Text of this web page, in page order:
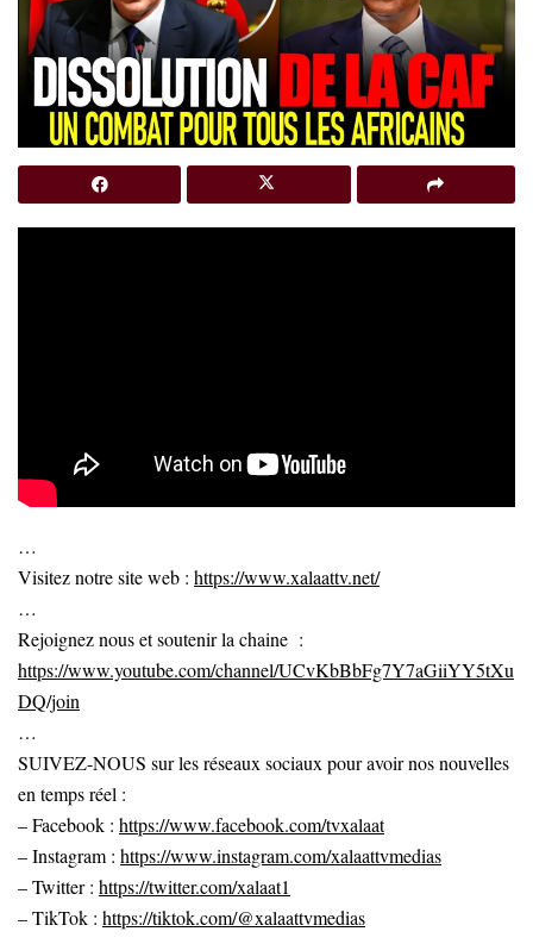
…
Visitez notre site web : https://www.xalaattv.net/
…
Rejoignez nous et soutenir la chaine :
https://www.youtube.com/channel/UCvKbBbFg7Y7aGiiYY5tXu
DQ/join
…
SUIVEZ-NOUS sur les réseaux sociaux pour avoir nos nouvelles
en temps réel :
– Facebook : https://www.facebook.com/tvxalaat
– Instagram : https://www.instagram.com/xalaattvmedias
– Twitter : https://twitter.com/xalaat1
– TikTok : https://tiktok.com/@xalaattvmedias